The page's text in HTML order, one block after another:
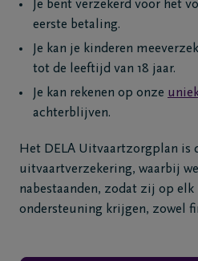
Je bent verzekerd voor het
eerste betaling.
Je kan je kinderen
tot de leeftijd van 18 jaar.
Je kan rekenen op onze
achterblijven.
Het DELA Uitvaartzorgplan is
uitvaartverzekering, waarbij
nabestaanden, zodat zij op
ondersteuning krijgen, zowel